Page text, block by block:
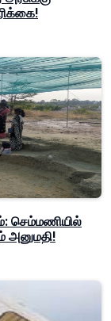
செம்மணியில்
அனுமதி!